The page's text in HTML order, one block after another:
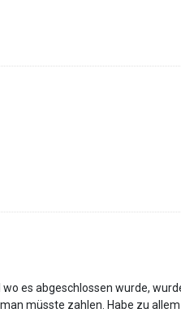
es abgeschlossen wurde,
müsste zahlen. Habe zu